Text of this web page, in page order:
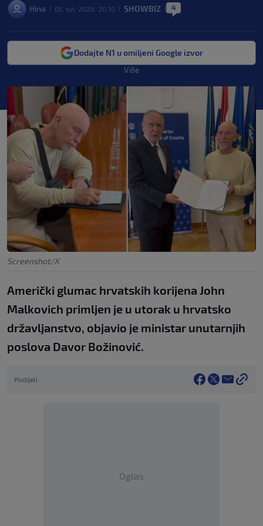
Hina 05. svi. 2026. 20:10 SHOWBIZ 4
Dodajte N1 u omiljeni Google izvor
Više
Screenshot/X
Američki glumac hrvatskih korijena John
Malkovich primljen je u utorak u hrvatsko
državljanstvo, objavio je ministar unutarnjih
poslova Davor Božinović.
Podijeli
Oglas